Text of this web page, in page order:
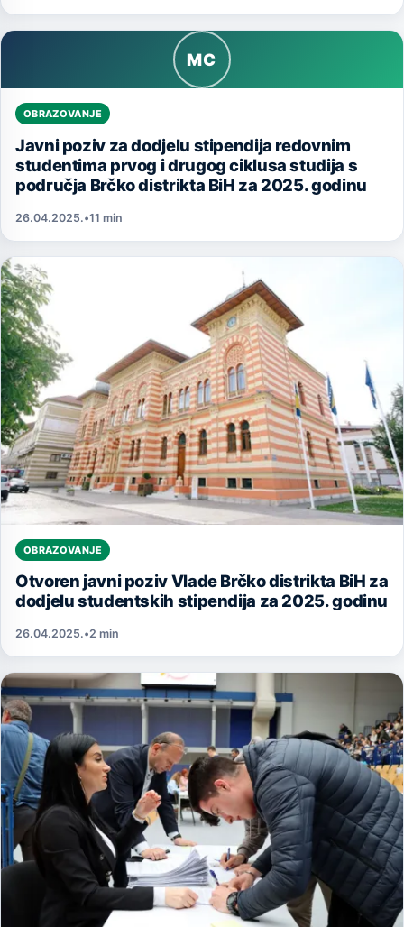
MC
OBRAZOVANJE
Javni poziv za dodjelu stipendija redovnim
studentima prvog i drugog ciklusa studija s
područja Brčko distrikta BiH za 2025. godinu
26.04.2025.•11 min
OBRAZOVANJE
Otvoren javni poziv Vlade Brčko distrikta BiH za
dodjelu studentskih stipendija za 2025. godinu
26.04.2025.•2 min